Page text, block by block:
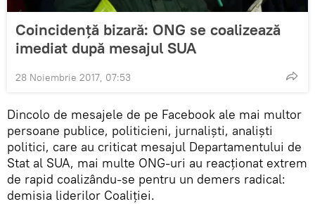
Coincidență bizară: ONG se coalizează
imediat după mesajul SUA
28 Noiembrie 2017, 07:53
Dincolo de mesajele de pe Facebook ale mai multor
persoane publice, politicieni, jurnaliști, analiști
politici, care au criticat mesajul Departamentului de
Stat al SUA, mai multe ONG-uri au reacționat extrem
de rapid coalizându-se pentru un demers radical:
demisia liderilor Coaliției.